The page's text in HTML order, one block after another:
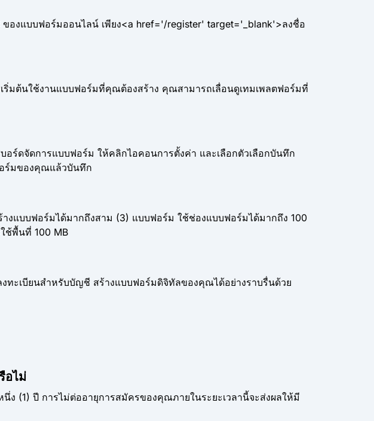
องแบบฟอร์มออนไลน์ เพียง<a href='/register' target='_blank'>ลงชื่อ
มต้นใช้งานแบบฟอร์มที่คุณต้องสร้าง คุณสามารถเลื่อนดูเทมเพลตฟอร์มที่
ร์ดจัดการแบบฟอร์ม ให้คลิกไอคอนการตั้งค่า และเลือกตัวเลือกบันทึก
อร์มของคุณแล้วบันทึก
แบบฟอร์มได้มากถึงสาม (3) แบบฟอร์ม ใช้ช่องแบบฟอร์มได้มากถึง 100
ช้พื้นที่ 100 MB
ทะเบียนสำหรับบัญชี สร้างแบบฟอร์มดิจิทัลของคุณได้อย่างราบรื่นด้วย
อไม่
(1) ปี การไม่ต่ออายุการสมัครของคุณภายในระยะเวลานี้จะส่งผลให้มี